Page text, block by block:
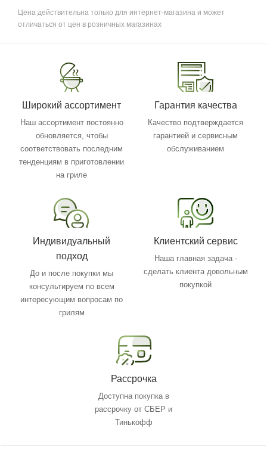
Цена действительна только для интернет-магазина и может
отличаться от цен в розничных магазинах
Широкий ассортимент
Наш ассортимент постоянно
обновляется, чтобы
соответствовать последним
тенденциям в приготовлении
на гриле
Гарантия качества
Качество подтверждается
гарантией и сервисным
обслуживанием
Индивидуальный
подход
До и после покупки мы
консультируем по всем
интересующим вопросам по
грилям
Клиентский сервис
Наша главная задача -
сделать клиента довольным
покупкой
Рассрочка
Доступна покупка в
рассрочку от СБЕР и
Тинькофф